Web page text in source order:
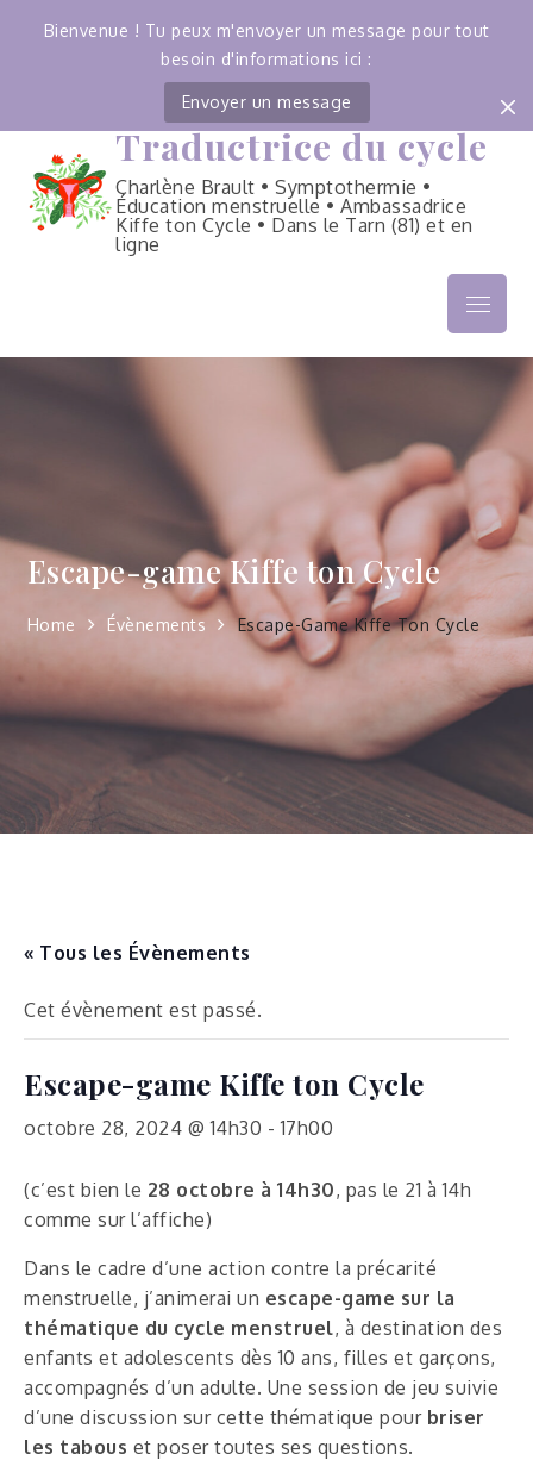
Bienvenue ! Tu peux m'envoyer un message pour tout
besoin d'informations ici :
Envoyer un message
content
Traductrice du cycle
Charlène Brault • Symptothermie •
Éducation menstruelle • Ambassadrice
Kiffe ton Cycle • Dans le Tarn (81) et en
ligne
Menu
Escape-game Kiffe ton Cycle
Home Évènements Escape-Game Kiffe Ton Cycle
« Tous les Évènements
Cet évènement est passé.
Escape-game Kiffe ton Cycle
octobre 28, 2024 @ 14h30 -17h00
(c’est bien le 28 octobre à 14h30, pas le 21 à 14h
comme sur l’affiche)
Dans le cadre d’une action contre la précarité
menstruelle, j’animerai un escape-game sur la
thématique du cycle menstruel, à destination des
enfants et adolescents dès 10 ans, filles et garçons,
accompagnés d’un adulte. Une session de jeu suivie
d’une discussion sur cette thématique pour briser
les tabous et poser toutes ses questions.